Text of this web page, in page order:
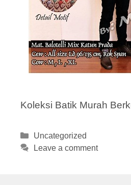
Koleksi Batik Murah
Categories
Uncategorized
Leave a comment